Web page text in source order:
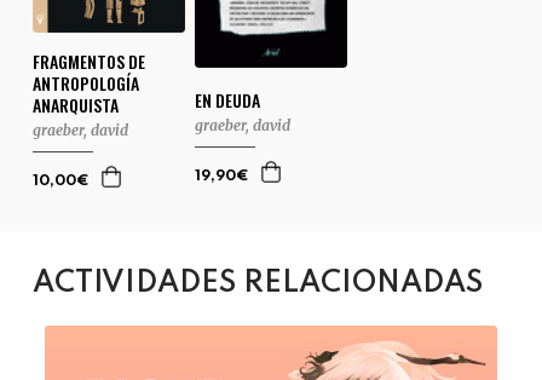
FRAGMENTOS DE
ANTROPOLOGÍA
ANARQUISTA
graeber, david
10,00€
EN DEUDA
graeber, david
19,90€
ACTIVIDADES RELACIONADAS